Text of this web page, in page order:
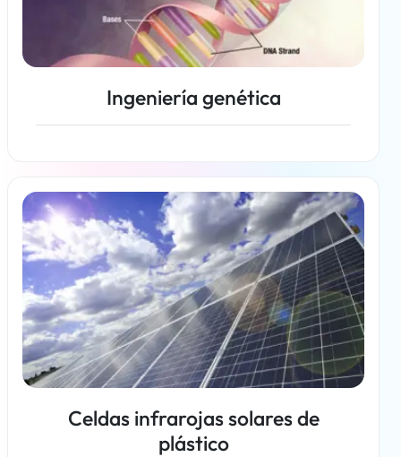
Ingeniería genética
Más información
Celdas infrarojas solares de
plástico